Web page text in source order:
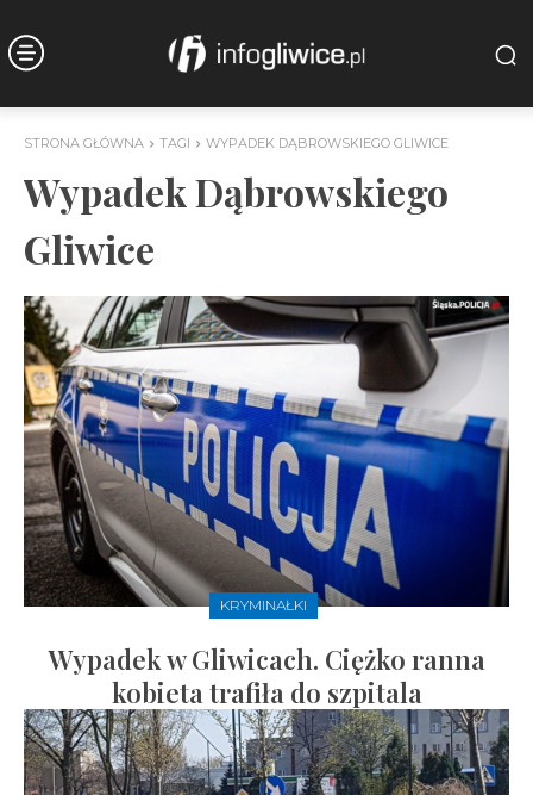
STRONA GŁÓWNA TAGI WYPADEK DĄBROWSKIEGO GLIWICE
Wypadek Dąbrowskiego
Gliwice
KRYMINAŁKI
Wypadek w Gliwicach. Ciężko ranna
kobieta trafiła do szpitala